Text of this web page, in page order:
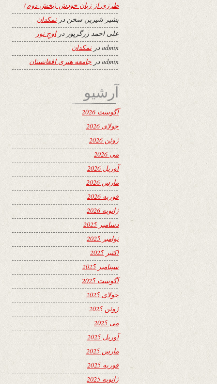
طرزی از زبان خودش (بخش دوم)
بشیر شیرین سخن درنمکدان
علی احمد زرگرپور دراوجِ نور
adminدرنمکدان
admin در جامعه هنری افغانستان
آرشیو
آگوست 2026
جولای 2026
ژوئن 2026
می 2026
آوریل 2026
مارس 2026
فوریه 2026
ژانویه 2026
دسامبر 2025
نوامبر 2025
اکتبر 2025
سپتامبر 2025
آگوست 2025
جولای 2025
ژوئن 2025
می 2025
آوریل 2025
مارس 2025
فوریه 2025
ژانویه 2025